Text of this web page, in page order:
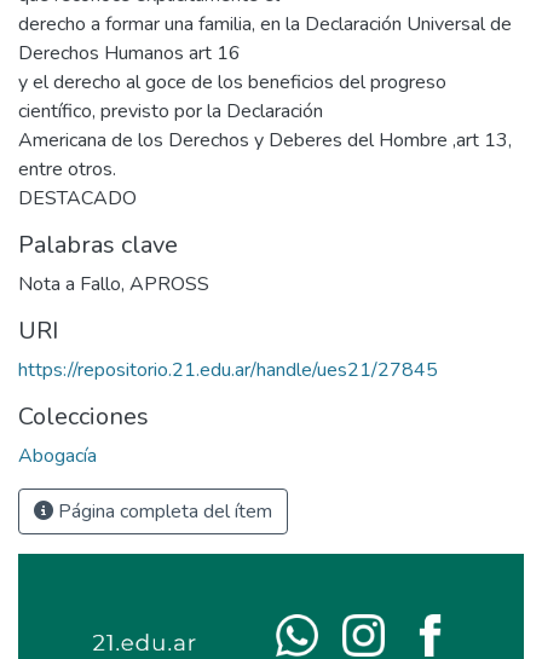
derecho a formar una familia, en la Declaración Universal de
Derechos Humanos art 16
y el derecho al goce de los beneficios del progreso
científico, previsto por la Declaración
Americana de los Derechos y Deberes del Hombre ,art 13,
entre otros.
DESTACADO
Palabras clave
Nota a Fallo, APROSS
URI
https://repositorio.21.edu.ar/handle/ues21/27845
Colecciones
Abogacía
Página completa del ítem